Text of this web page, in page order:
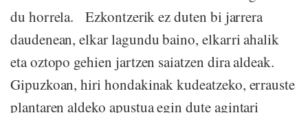
du horrela. Ezkontzerik ez duten bi jarrera
daudenean, elkar lagundu baino, elkarri ahalik
eta oztopo gehien jartzen saiatzen dira aldeak.
Gipuzkoan, hiri hondakinak kudeatzeko, errauste
plantaren aldeko apustua egin dute agintari